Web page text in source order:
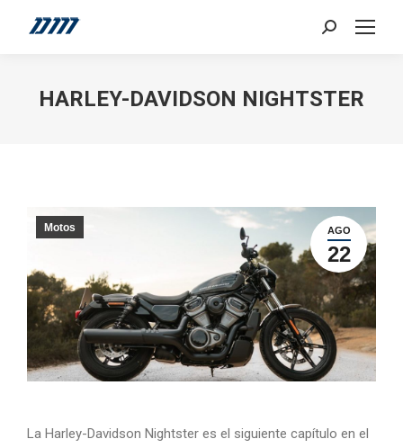
Search:
HARLEY-DAVIDSON NIGHTSTER
AGO
22
Motos
La Harley-Davidson Nightster es el siguiente capítulo en el